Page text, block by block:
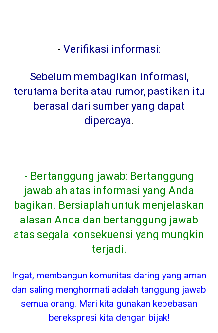
- Verifikasi informasi:
Sebelum membagikan informasi,
terutama berita atau rumor, pastikan itu
berasal dari sumber yang dapat
dipercaya.
- Bertanggung jawab: Bertanggung
jawablah atas informasi yang Anda
bagikan. Bersiaplah untuk menjelaskan
alasan Anda dan bertanggung jawab
atas segala konsekuensi yang mungkin
terjadi.
Ingat, membangun komunitas daring yang aman
dan saling menghormati adalah tanggung jawab
semua orang. Mari kita gunakan kebebasan
berekspresi kita dengan bijak!